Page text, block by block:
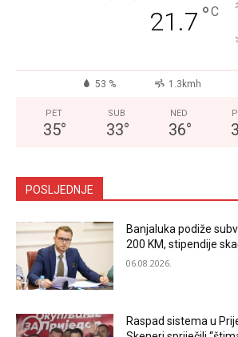
21.7 °C
53 % 1.3kmh
PET
35°
SUB
33°
NED
36°
POSLJEDNJE
Banjaluka podiže
200 KM, stipendije
06.08.2026.
Raspad sistema u